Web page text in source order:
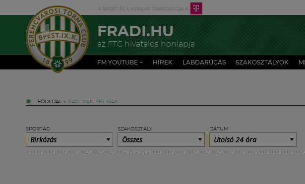
FRADI.HU
az FTC hivatalos honlapja
FM YOUTUBE + HÍREK LABDARÚGÁS SZAKOSZTÁLYOK
FŐOLDAL » TAG: IVAN PETRJAK
SPORTÁG
Birkózás
SZAKOSZTÁLY
Összes
DÁTUM
Utolsó 24 óra